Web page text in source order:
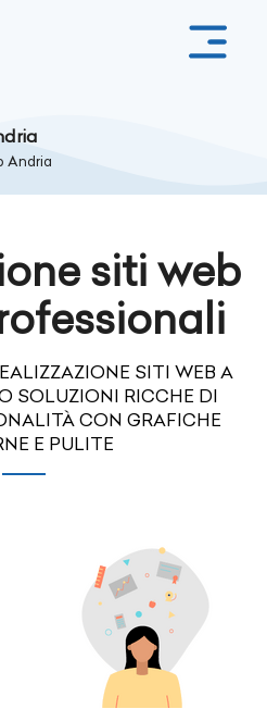
Andria
siti web
SITI WEB A
SOLUZIONI RICCHE DI
CON GRAFICHE
E PULITE